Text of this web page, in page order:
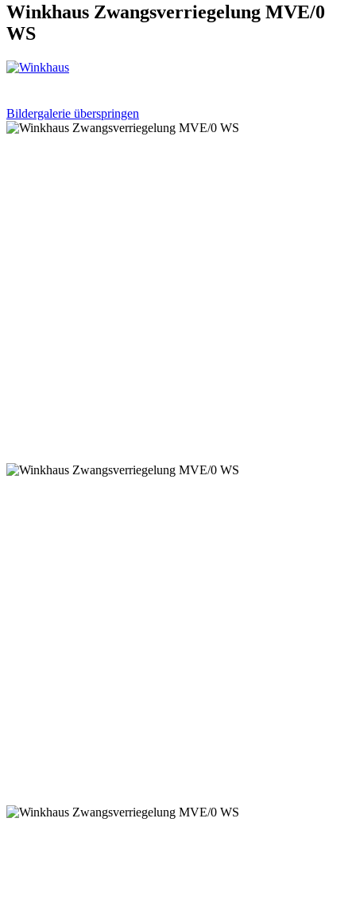
Winkhaus Zwangsverriegelung MVE/0
WS
Bildergalerie überspringen